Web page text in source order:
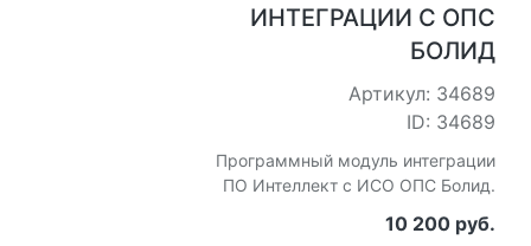
ИНТЕГРАЦИИ С ОПС
БОЛИД
Артикул: 34689
ID: 34689
Программный модуль интеграции
ПО Интеллект с ИСО ОПС Болид.
10 200 руб.